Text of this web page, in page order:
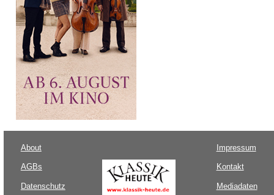
About
AGBs
Datenschutz
Impressum
Kontakt
Mediadaten